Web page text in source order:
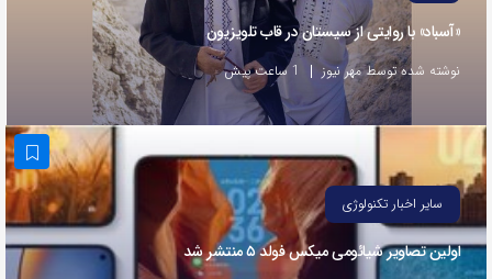
دوستان
خود
اشتراک
بگذارید.
کپی
لینک
«آسباد» با روایتی از سیستان در قاب تلویزیون
نوشته شده توسط مهر نیوز 1 ساعت پیش
سایر اخبار تکنولوژی
اولین تصاویر شیائومی میکس فولد ۵ منتشر شد